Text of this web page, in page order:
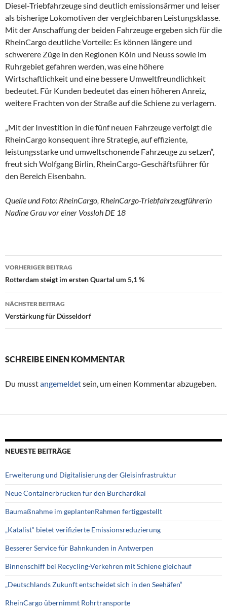
Diesel-Triebfahrzeuge sind deutlich emissionsärmer und leiser
als bisherige Lokomotiven der vergleichbaren Leistungsklasse.
Mit der Anschaffung der beiden Fahrzeuge ergeben sich für die
RheinCargo deutliche Vorteile: Es können längere und
schwerere Züge in den Regionen Köln und Neuss sowie im
Ruhrgebiet gefahren werden, was eine höhere
Wirtschaftlichkeit und eine bessere Umweltfreundlichkeit
bedeutet. Für Kunden bedeutet das einen höheren Anreiz,
weitere Frachten von der Straße auf die Schiene zu verlagern.
„Mit der Investition in die fünf neuen Fahrzeuge verfolgt die
RheinCargo konsequent ihre Strategie, auf effiziente,
leistungsstarke und umweltschonende Fahrzeuge zu setzen“,
freut sich Wolfgang Birlin, RheinCargo-Geschäftsführer für
den Bereich Eisenbahn.
Quelle und Foto: RheinCargo, RheinCargo-Triebfahrzeugführerin
Nadine Grau vor einer Vossloh DE 18
Beitragsnavigation
VORHERIGER BEITRAG
Rotterdam steigt im ersten Quartal um 5,1 %
NÄCHSTER BEITRAG
Verstärkung für Düsseldorf
SCHREIBE EINEN KOMMENTAR
Du musstangemeldetsein, um einen Kommentar abzugeben.
NEUESTE BEITRÄGE
Erweiterung und Digitalisierung der Gleisinfrastruktur
Neue Containerbrücken für den Burchardkai
Baumaßnahme im geplantenRahmen fertiggestellt
„Katalist“ bietet verifizierte Emissionsreduzierung
Besserer Service für Bahnkunden in Antwerpen
Binnenschiff bei Recycling-Verkehren mit Schiene gleichauf
„Deutschlands Zukunft entscheidet sich in den Seehäfen“
RheinCargo übernimmt Rohrtransporte